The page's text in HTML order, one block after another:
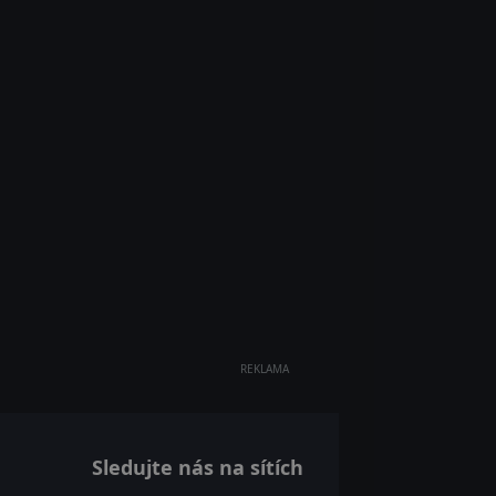
REKLAMA
Sledujte nás na sítích